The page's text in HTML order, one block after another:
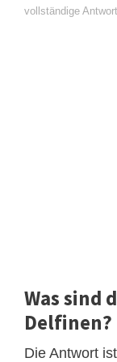
vollständige
Was sind
Delfinen?
Die Antwort